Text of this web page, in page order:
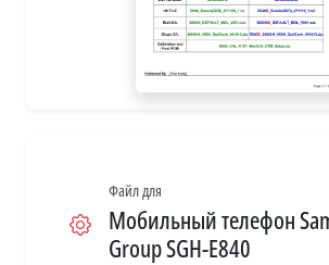
Файл для
Мобильный телефон
Group SGH-E840